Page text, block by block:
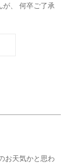
が、 何卒ご了承
お天気かと思わ